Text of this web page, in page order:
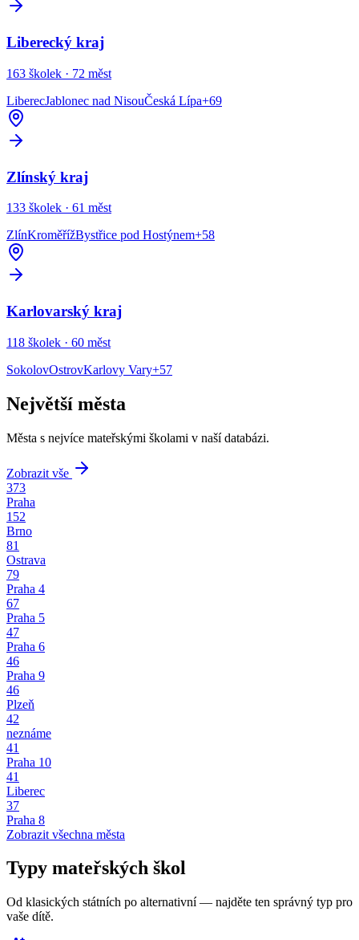
Liberecký kraj
163 školek · 72 měst
LiberecJablonec nad NisouČeská Lípa+69
Zlínský kraj
133 školek · 61 měst
ZlínKroměřížBystřice pod Hostýnem+58
Karlovarský kraj
118 školek · 60 měst
SokolovOstrovKarlovy Vary+57
Největší města
Města s nejvíce mateřskými školami v naší databázi.
Zobrazit vše
373
Praha
152
Brno
81
Ostrava
79
Praha 4
67
Praha 5
47
Praha 6
46
Praha 9
46
Plzeň
42
neznáme
41
Praha 10
41
Liberec
37
Praha 8
Zobrazit všechna města
Typy mateřských škol
Od klasických státních po alternativní — najděte ten správný typ pro
vaše dítě.